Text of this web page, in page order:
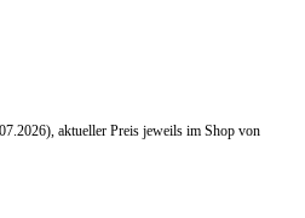
aktueller Preis jeweils im Shop von